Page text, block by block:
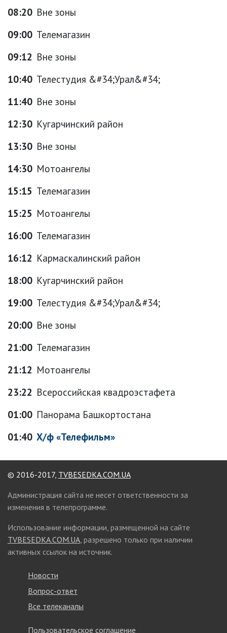
08:20 Вне зоны
09:00 Телемагазин
09:12 Вне зоны
10:40 Телестудия &#34;Урал&#34;
11:40 Вне зоны
12:30 Кугарчинский район
13:30 Вне зоны
14:30 Мотоангелы
15:15 Телемагазин
15:25 Мотоангелы
16:00 Телемагазин
16:12 Кармаскалинский район
18:00 Кугарчинский район
19:00 Телестудия &#34;Урал&#34;
20:00 Вне зоны
21:00 Телемагазин
21:12 Мотоангелы
23:22 Всероссийская квадроэстафета
01:00 Панорама Башкортостана
01:40 Х/ф «Телефильм»
© 2016-2017, TVBESEDKA.COM.UA
Администрация сайта не несет ответственности за
изменения в телепрограмме.
Использование информации, размещенной на сайте
TVBESEDKA.COM.UA, разрешено только при наличии
активных ссылок на источник.
Новости
Вопрос-ответ
Все телеканалы
Пользовательское соглашение